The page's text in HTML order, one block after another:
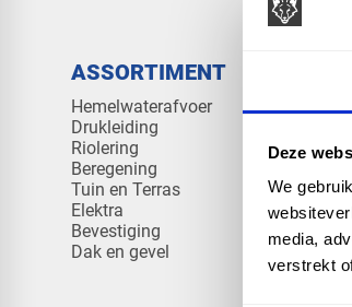
Deze
We
media,
verstrekt
ASSORTIMENT
Hemelwaterafvoer
Drukleiding
Riolering
Beregening
Tuin en Terras
Elektra
Bevestiging
Dak en gevel